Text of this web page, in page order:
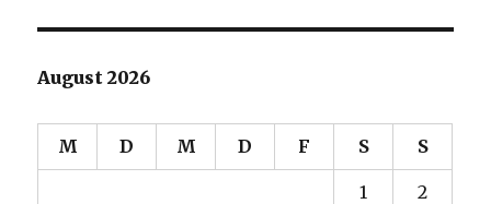
August 2026
M D M D F S S
1 2